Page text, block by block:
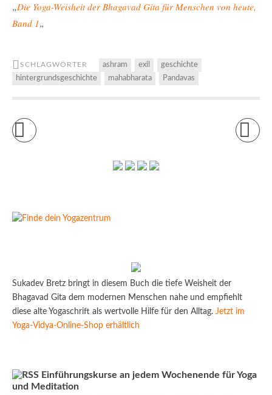
„Die Yoga-Weisheit der Bhagavad Gita für Menschen von heute,
Band 1„
SCHLAGWÖRTER ashram exil
geschichte
hintergrundsgeschichte
mahabharata Pandavas
Sukadev Bretz bringt in diesem Buch die tiefe Weisheit der
Bhagavad Gita dem modernen Menschen nahe und empfiehlt
diese alte Yogaschrift als wertvolle Hilfe für den Alltag. Jetzt im
Yoga-Vidya-Online-Shop erhältlich
Einführungskurse an jedem Wochenende für Yoga
und Meditation